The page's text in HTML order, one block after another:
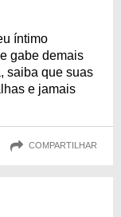
íntimo
gabe demais
saiba que suas
e jamais
COMPARTILHAR